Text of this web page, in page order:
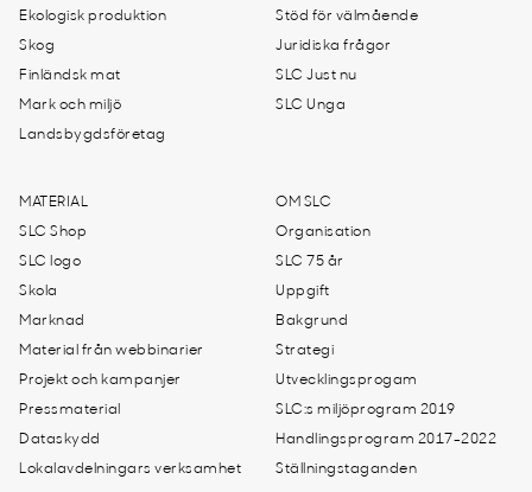
Ekologisk produktion
Skog
Finländsk mat
Mark och miljö
Landsbygdsföretag
Stöd för välmående
Juridiska frågor
SLC Just nu
SLC Unga
MATERIAL
SLC Shop
SLC logo
Skola
Marknad
Material från webbinarier
Projekt och kampanjer
Pressmaterial
Dataskydd
Lokalavdelningars verksamhet
OM SLC
Organisation
SLC 75 år
Uppgift
Bakgrund
Strategi
Utvecklingsprogam
SLC:s miljöprogram 2019
Handlingsprogram 2017-2022
Ställningstaganden